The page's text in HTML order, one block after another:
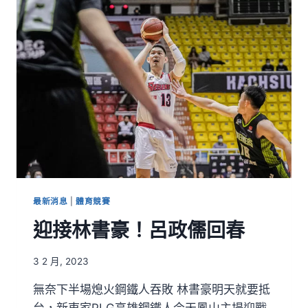
最新消息 |體育競賽
迎接林書豪！呂政儒回春
3 2 月, 2023
無奈下半場熄火鋼鐵人吞敗 林書豪明天就要抵